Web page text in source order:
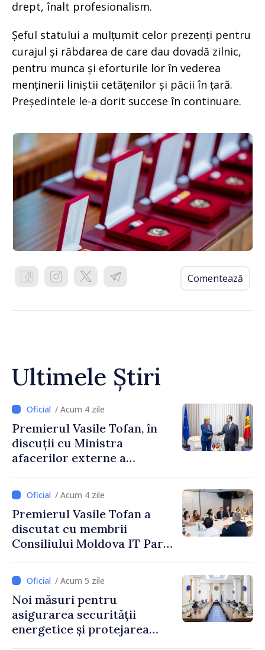
drept, înalt profesionalism.
Șeful statului a mulțumit celor prezenți pentru
curajul și răbdarea de care dau dovadă zilnic,
pentru munca și eforturile lor în vederea
menținerii liniștii cetățenilor și păcii în țară.
Președintele le-a dorit succese în continuare.
Comentează
Ultimele Știri
/ Acum 4 zile
Premierul Vasile Tofan, în
discuții cu Ministra
afacerilor externe a
/ Acum 4 zile
Premierul Vasile Tofan a
discutat cu membrii
Consiliului Moldova IT Park:
industriei IT”
/ Acum 5 zile
Noi măsuri pentru
asigurarea securității
energetice și protejarea